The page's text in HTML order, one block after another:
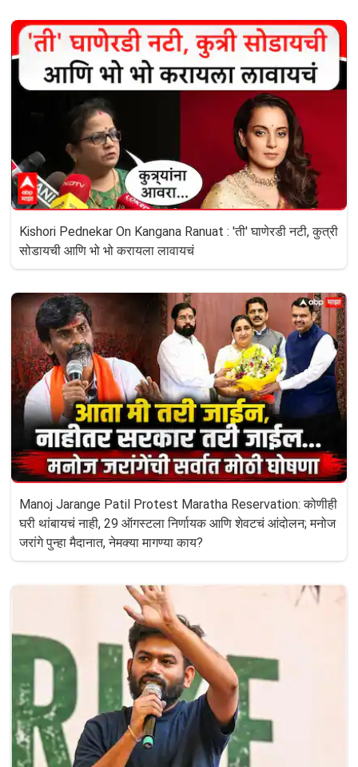
Kishori Pednekar On Kangana Ranuat : 'ती' घाणेरडी नटी, कुत्री
सोडायची आणि भो भो करायला लावायचं
Manoj Jarange Patil Protest Maratha Reservation: कोणीही
घरी थांबायचं नाही, 29 ऑगस्टला निर्णायक आणि शेवटचं आंदोलन; मनोज
जरांगे पुन्हा मैदानात, नेमक्या मागण्या काय?